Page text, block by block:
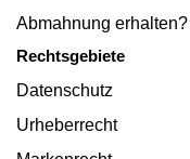
Abmahnung erhalten?
Rechtsgebiete
Datenschutz
Urheberrecht